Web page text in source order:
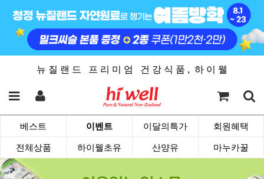
뉴 질 랜 드 프 리 미 엄 건 강 식 품 , 하 이 웰
베스트 이벤트 이달의특가 회원혜택
전체상품 하이웰초유 산양유 마누카꿀